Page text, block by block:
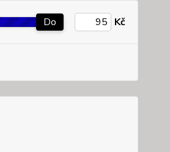
Do Kč